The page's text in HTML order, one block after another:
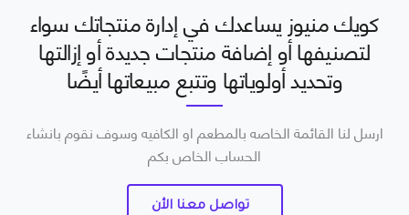
كويك منيوز يساعدك في إدارة منتجاتك سواء
لتصنيفها أو إضافة منتجات جديدة أو إزالتها
وتحديد أولوياتها وتتبع مبيعاتها أيضًا
ارسل لنا القائمة الخاصه بالمطعم او الكافيه وسوف نقوم بانشاء
الحساب الخاص بكم
تواصل معنا الأن